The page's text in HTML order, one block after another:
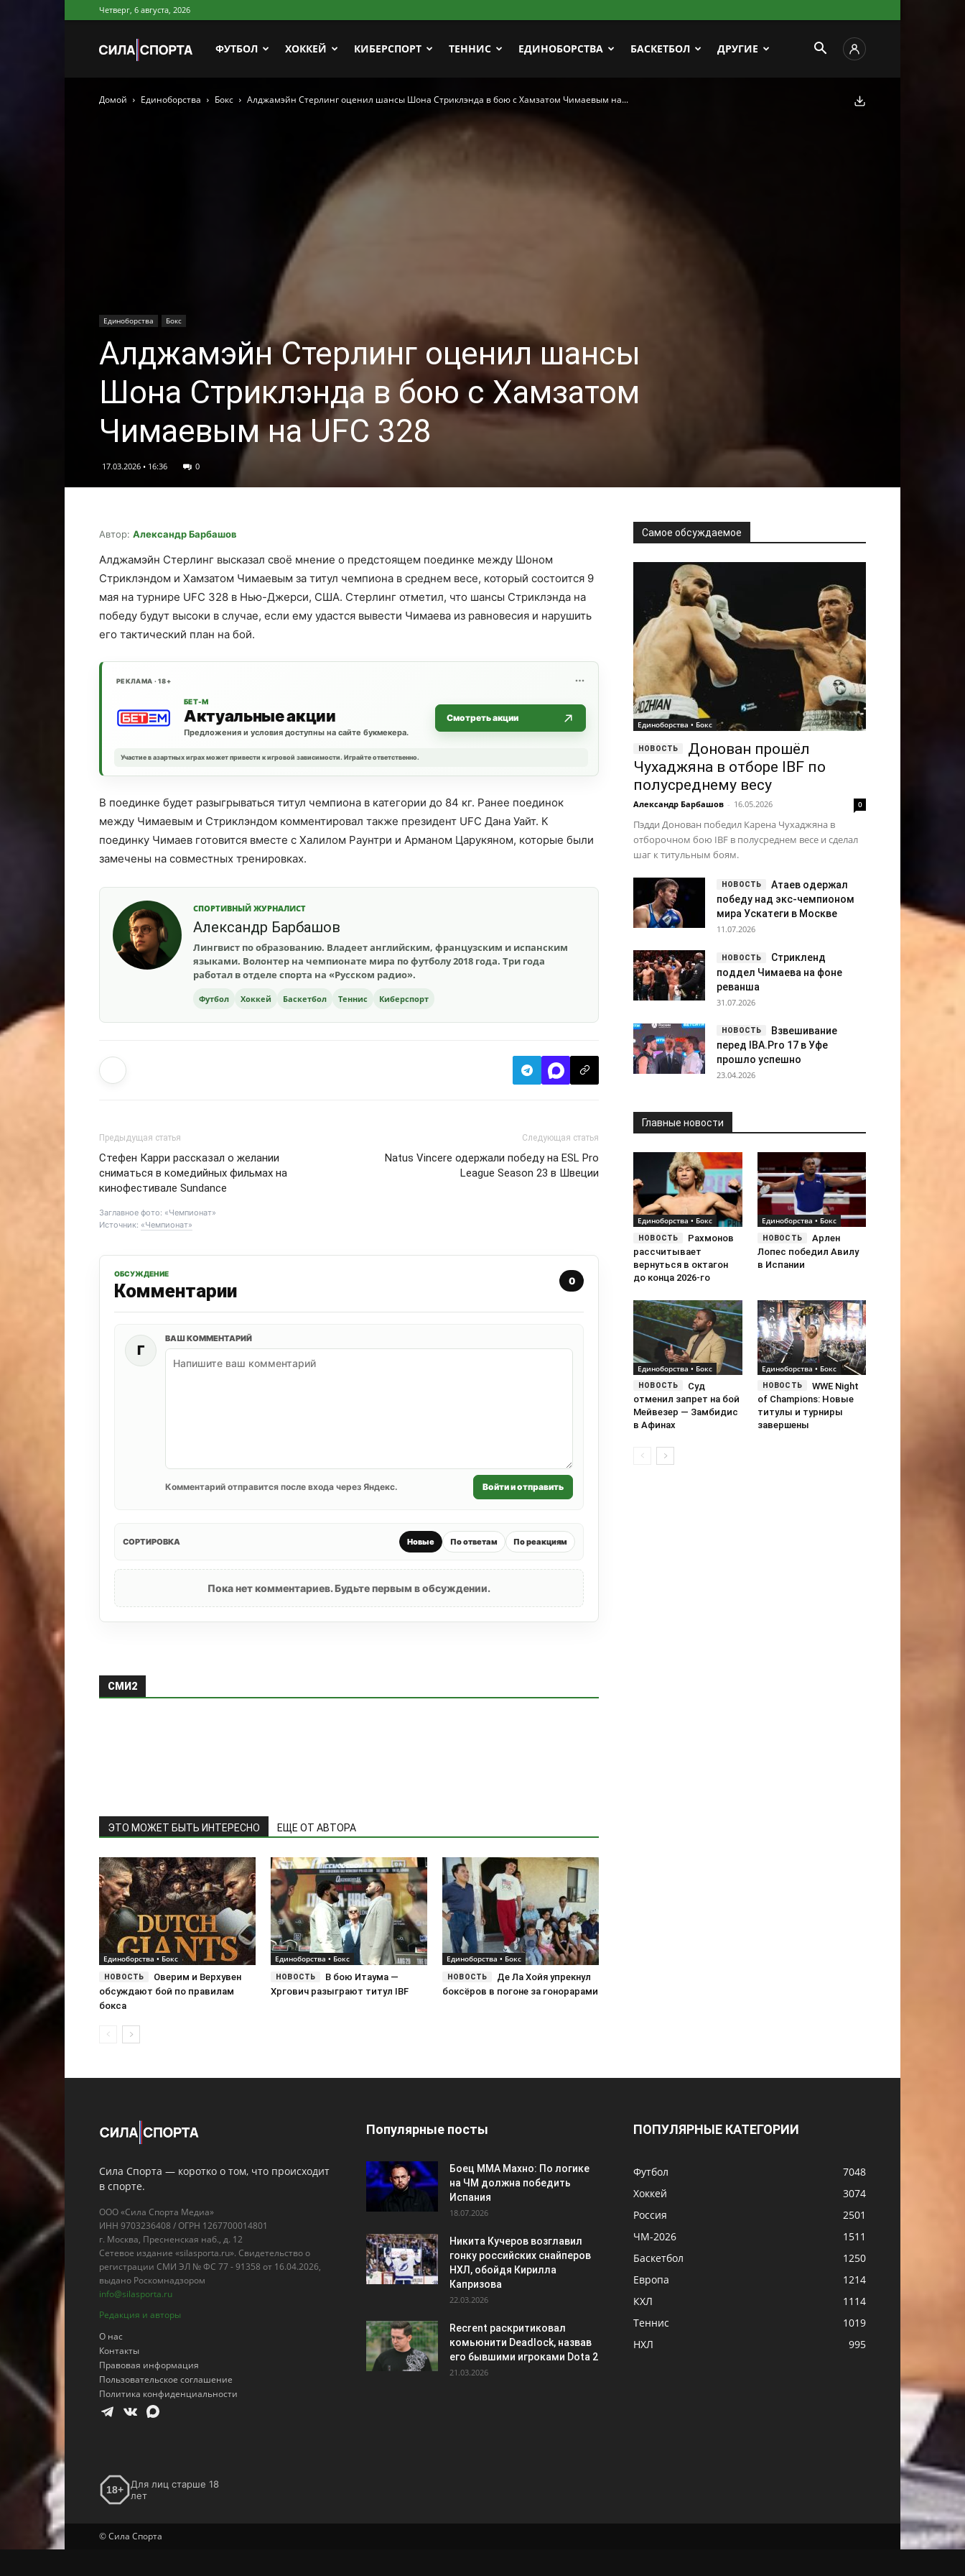
Четверг, 6 августа, 2026
Сила
Спорта
ФУТБОЛ ХОККЕЙ КИБЕРСПОРТ ТЕННИС ЕДИНОБОРСТВА БАСКЕТБОЛ ДРУГИЕ
Домой Единоборства Бокс Алджамэйн Стерлинг оценил шансы Шона Стриклэнда в бою с Хамзатом Чимаевым на...
Единоборства Бокс
Алджамэйн Стерлинг оценил шансы
Шона Стриклэнда в бою с Хамзатом
Чимаевым на UFC 328
17.03.2026 • 16:36 0
Скачать фото
Автор: Александр Барбашов
Алджамэйн Стерлинг высказал своё мнение о предстоящем поединке между Шоном
Стриклэндом и Хамзатом Чимаевым за титул чемпиона в среднем весе, который состоится 9
мая на турнире UFC 328 в Нью-Джерси, США. Стерлинг отметил, что шансы Стриклэнда на
победу будут высоки в случае, если ему удастся вывести Чимаева из равновесия и нарушить
его тактический план на бой.
РЕКЛАМА · 18+
БЕТ-М
Актуальные акции
Предложения и условия доступны на сайте букмекера.
Смотреть акции
Участие в азартных играх может привести к игровой зависимости. Играйте ответственно.
В поединке будет разыгрываться титул чемпиона в категории до 84 кг. Ранее поединок
между Чимаевым и Стриклэндом комментировал также президент UFC Дана Уайт. К
поединку Чимаев готовится вместе с Халилом Раунтри и Арманом Царукяном, которые были
замечены на совместных тренировках.
СПОРТИВНЫЙ ЖУРНАЛИСТ
Александр Барбашов
Лингвист по образованию. Владеет английским, французским и испанским
языками. Волонтер на чемпионате мира по футболу 2018 года. Три года
работал в отделе спорта на «Русском радио».
Футбол Хоккей Баскетбол Теннис Киберспорт
Предыдущая статья
Стефен Карри рассказал о желании
сниматься в комедийных фильмах на
кинофестивале Sundance
Следующая статья
Natus Vincere одержали победу на ESL Pro
League Season 23 в Швеции
Заглавное фото: «Чемпионат»
Источник: «Чемпионат»
ОБСУЖДЕНИЕ
Комментарии 0
Г
ВАШ КОММЕНТАРИЙ
Комментарий отправится после входа через Яндекс. Войти и отправить
СОРТИРОВКА Новые По ответам По реакциям
Пока нет комментариев. Будьте первым в обсуждении.
СМИ2
ЭТО МОЖЕТ БЫТЬ ИНТЕРЕСНО ЕЩЕ ОТ АВТОРА
Единоборства • Бокс
Оверим и Верхувен
обсуждают бой по правилам
бокса
Единоборства • Бокс
В бою Итаума —
Хргович разыграют титул IBF
Единоборства • Бокс
Де Ла Хойя упрекнул
боксёров в погоне за гонорарами
Самое обсуждаемое
Единоборства • Бокс
Донован прошёл
Чухаджяна в отборе IBF по
полусреднему весу
Александр Барбашов - 16.05.2026 0
Пэдди Донован победил Карена Чухаджяна в
отборочном бою IBF в полусреднем весе и сделал
шаг к титульным боям.
Атаев одержал
победу над экс-чемпионом
мира Ускатеги в Москве
11.07.2026
Стрикленд
поддел Чимаева на фоне
реванша
31.07.2026
Взвешивание
перед IBA.Pro 17 в Уфе
прошло успешно
23.04.2026
Главные новости
Единоборства • Бокс
Рахмонов
рассчитывает
вернуться в октагон
до конца 2026-го
Единоборства • Бокс
Арлен
Лопес победил Авилу
в Испании
Единоборства • Бокс
Суд
отменил запрет на бой
Мейвезер — Замбидис
в Афинах
Единоборства • Бокс
WWE Night
of Champions: Новые
титулы и турниры
завершены
Сила Спорта — коротко о том, что происходит
в спорте.
ООО «Сила Спорта Медиа»
ИНН 9703236408 / ОГРН 1267700014801
г. Москва, Пресненская наб., д. 12
Сетевое издание «silasporta.ru». Свидетельство о
регистрации СМИ ЭЛ № ФС 77 - 91358 от 16.04.2026,
выдано Роскомнадзором
info@silasporta.ru
Редакция и авторы
О нас
Контакты
Правовая информация
Пользовательское соглашение
Политика конфиденциальности
18+
Для лиц старше 18
лет
Популярные посты
Боец ММА Махно: По логике
на ЧМ должна победить
Испания
18.07.2026
Никита Кучеров возглавил
гонку российских снайперов
НХЛ, обойдя Кирилла
Капризова
22.03.2026
Recrent раскритиковал
комьюнити Deadlock, назвав
его бывшими игроками Dota 2
21.03.2026
ПОПУЛЯРНЫЕ КАТЕГОРИИ
Футбол
7048
Хоккей
3074
Россия
2501
ЧМ-2026
1511
Баскетбол
1250
Европа
1214
КХЛ
1114
Теннис
1019
НХЛ
995
© Сила Спорта